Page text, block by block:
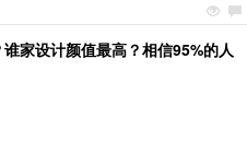
家设计颜值最高？相信95%的人